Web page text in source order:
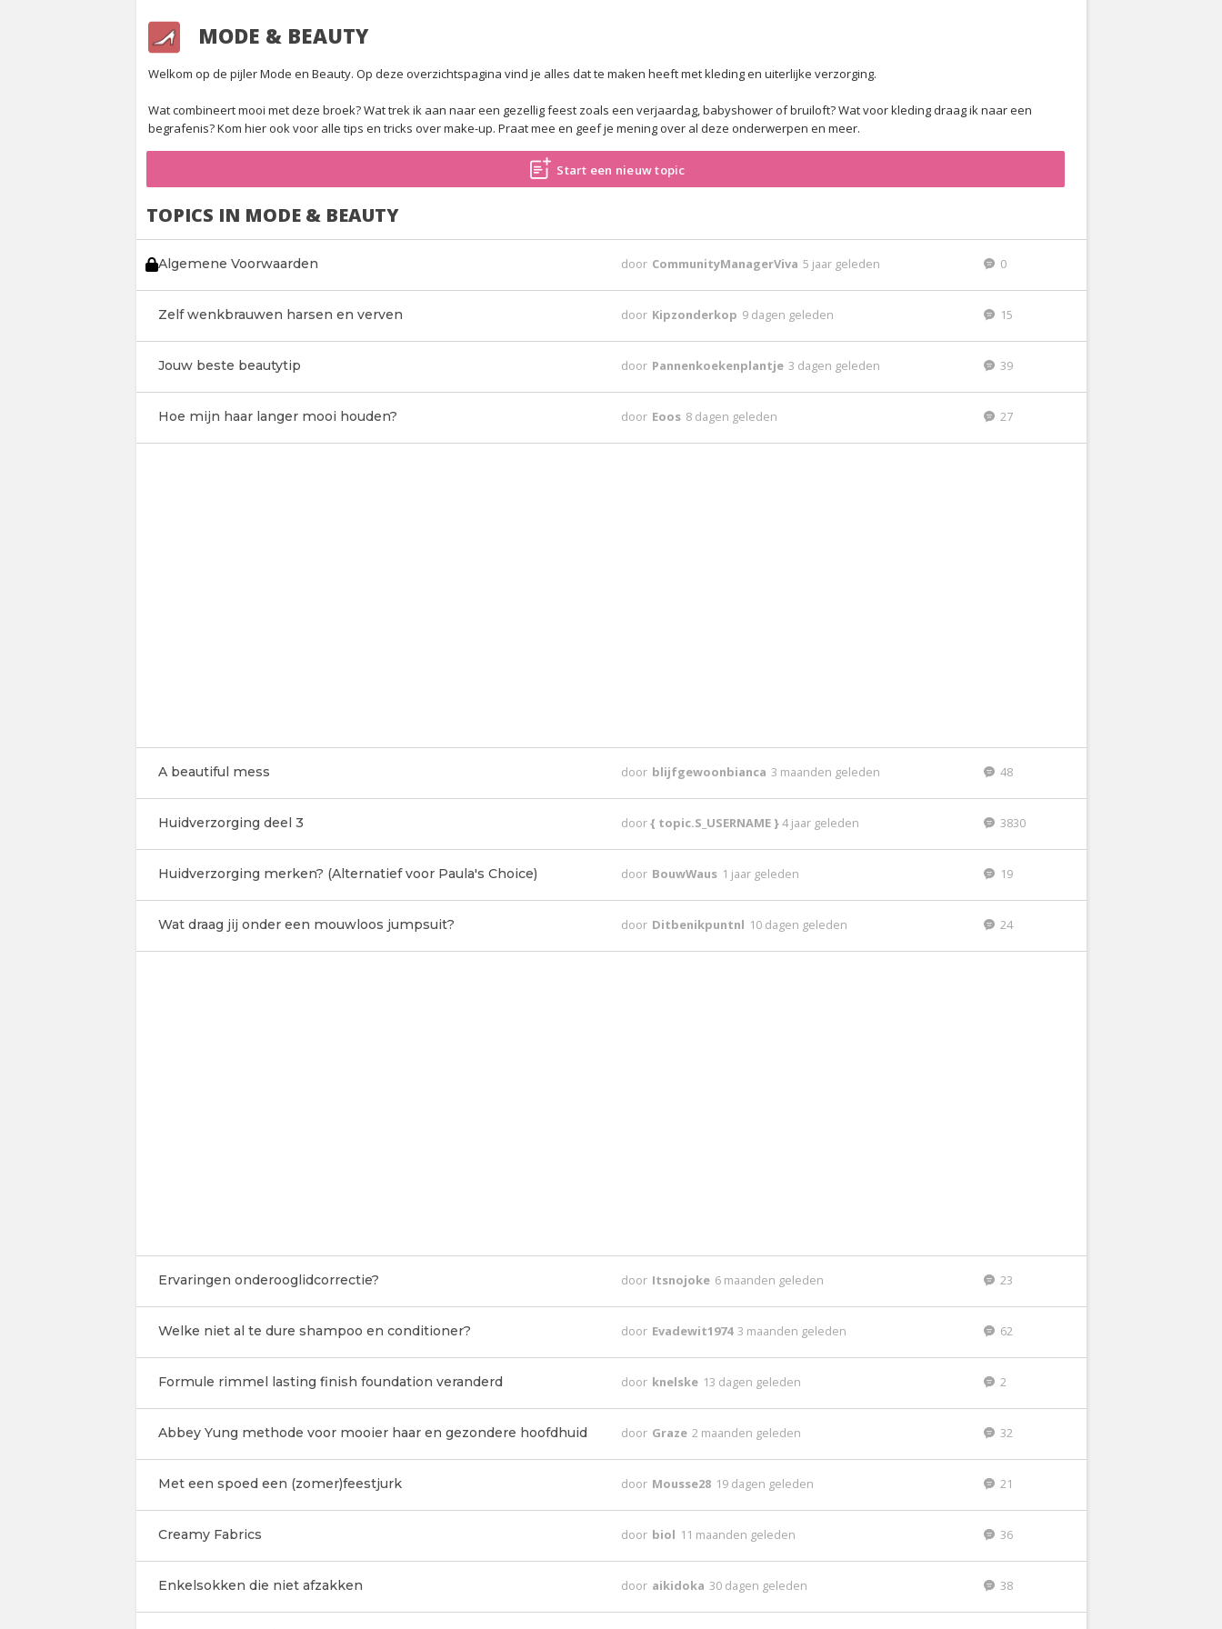
MODE & BEAUTY
Welkom op de pijler Mode en Beauty. Op deze overzichtspagina vind je alles dat te maken heeft met kleding en uiterlijke verzorging.
Wat combineert mooi met deze broek? Wat trek ik aan naar een gezellig feest zoals een verjaardag, babyshower of bruiloft? Wat voor kleding draag ik naar een
begrafenis? Kom hier ook voor alle tips en tricks over make-up. Praat mee en geef je mening over al deze onderwerpen en meer.
Start een nieuw topic
TOPICS IN MODE & BEAUTY
Algemene Voorwaarden door CommunityManagerViva 5 jaar geleden 0
Zelf wenkbrauwen harsen en verven door Kipzonderkop 9 dagen geleden 15
Jouw beste beautytip door Pannenkoekenplantje 3 dagen geleden 39
Hoe mijn haar langer mooi houden? door Eoos 8 dagen geleden 27
A beautiful mess door blijfgewoonbianca 3 maanden geleden 48
Huidverzorging deel 3 door{ topic.S_USERNAME }4 jaar geleden 3830
Huidverzorging merken? (Alternatief voor Paula's Choice) door BouwWaus 1 jaar geleden 19
Wat draag jij onder een mouwloos jumpsuit? door Ditbenikpuntnl 10 dagen geleden 24
Ervaringen onderooglidcorrectie? door Itsnojoke 6 maanden geleden 23
Welke niet al te dure shampoo en conditioner? door Evadewit1974 3 maanden geleden 62
Formule rimmel lasting finish foundation veranderd door knelske 13 dagen geleden 2
Abbey Yung methode voor mooier haar en gezondere hoofdhuid door Graze 2 maanden geleden 32
Met een spoed een (zomer)feestjurk door Mousse28 19 dagen geleden 21
Creamy Fabrics door biol 11 maanden geleden 36
Enkelsokken die niet afzakken door aikidoka 30 dagen geleden 38